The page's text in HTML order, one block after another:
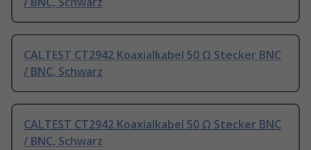
CALTEST CT2942 Koaxialkabel 50 Ω Stecker BNC
/ BNC, Schwarz
CALTEST CT2942 Koaxialkabel 50 Ω Stecker BNC
/ BNC, Schwarz